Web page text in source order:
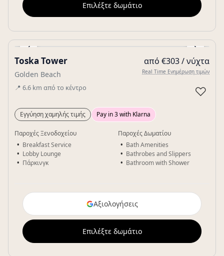
Επιλέξτε δωμάτιο
‹ ›
Gallery
Toska Tower
Golden Beach
📍 6.6 km από το κέντρο
από €303 / νύχτα
Real Time Ενημέρωση τιμών
♡
Εγγύηση χαμηλής τιμής Pay in 3 with Klarna
Παροχές Ξενοδοχείου
Breakfast Service
Lobby Lounge
Πάρκινγκ
Παροχές Δωματίου
Bath Amenities
Bathrobes and Slippers
Bathroom with Shower
Αξιολογήσεις
Επιλέξτε δωμάτιο